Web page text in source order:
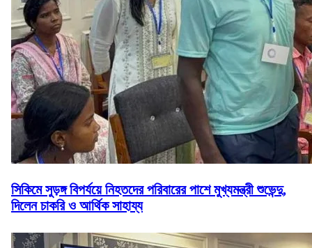
সিকিমে সুড়ঙ্গ বিপর্যয়ে নিহতদের পরিবারের পাশে মুখ্যমন্ত্রী শুভেন্দু,
দিলেন চাকরি ও আর্থিক সাহায্য